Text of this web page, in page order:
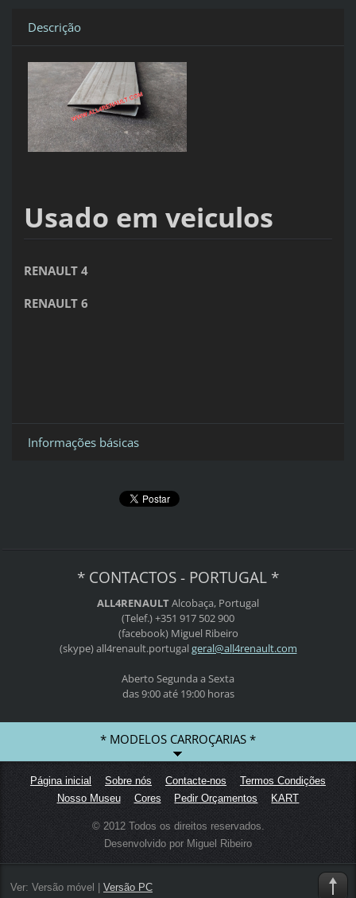
Descrição
Usado em veiculos
RENAULT 4
RENAULT 6
Informações básicas
* CONTACTOS - PORTUGAL *
ALL4RENAULTAlcobaça, Portugal
(Telef.) +351 917 502 900
(facebook) Miguel Ribeiro
(skype) all4renault.portugal geral@all4renault.com
Aberto Segunda a Sexta
das 9:00 até 19:00 horas
* MODELOS CARROÇARIAS *
Página inicial Sobre nós Contacte-nos
Termos Condições
Nosso Museu
Cores Pedir Orçamentos KART
© 2012 Todos os direitos reservados.
Desenvolvido por Miguel Ribeiro
Ver: Versão móvel Versão PC